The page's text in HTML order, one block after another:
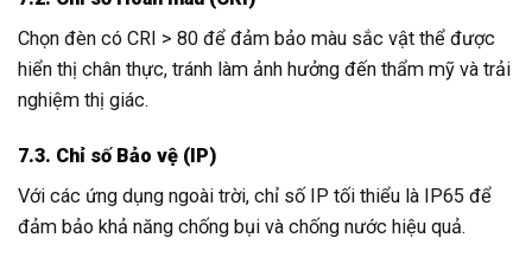
Chọn đèn có CRI > 80 để đảm bảo màu sắc vật thể được
hiển thị chân thực, tránh làm ảnh hưởng đến thẩm mỹ và trải
nghiệm thị giác.
7.3. Chỉ số Bảo vệ (IP)
Với các ứng dụng ngoài trời, chỉ số IP tối thiểu là IP65 để
đảm bảo khả năng chống bụi và chống nước hiệu quả.